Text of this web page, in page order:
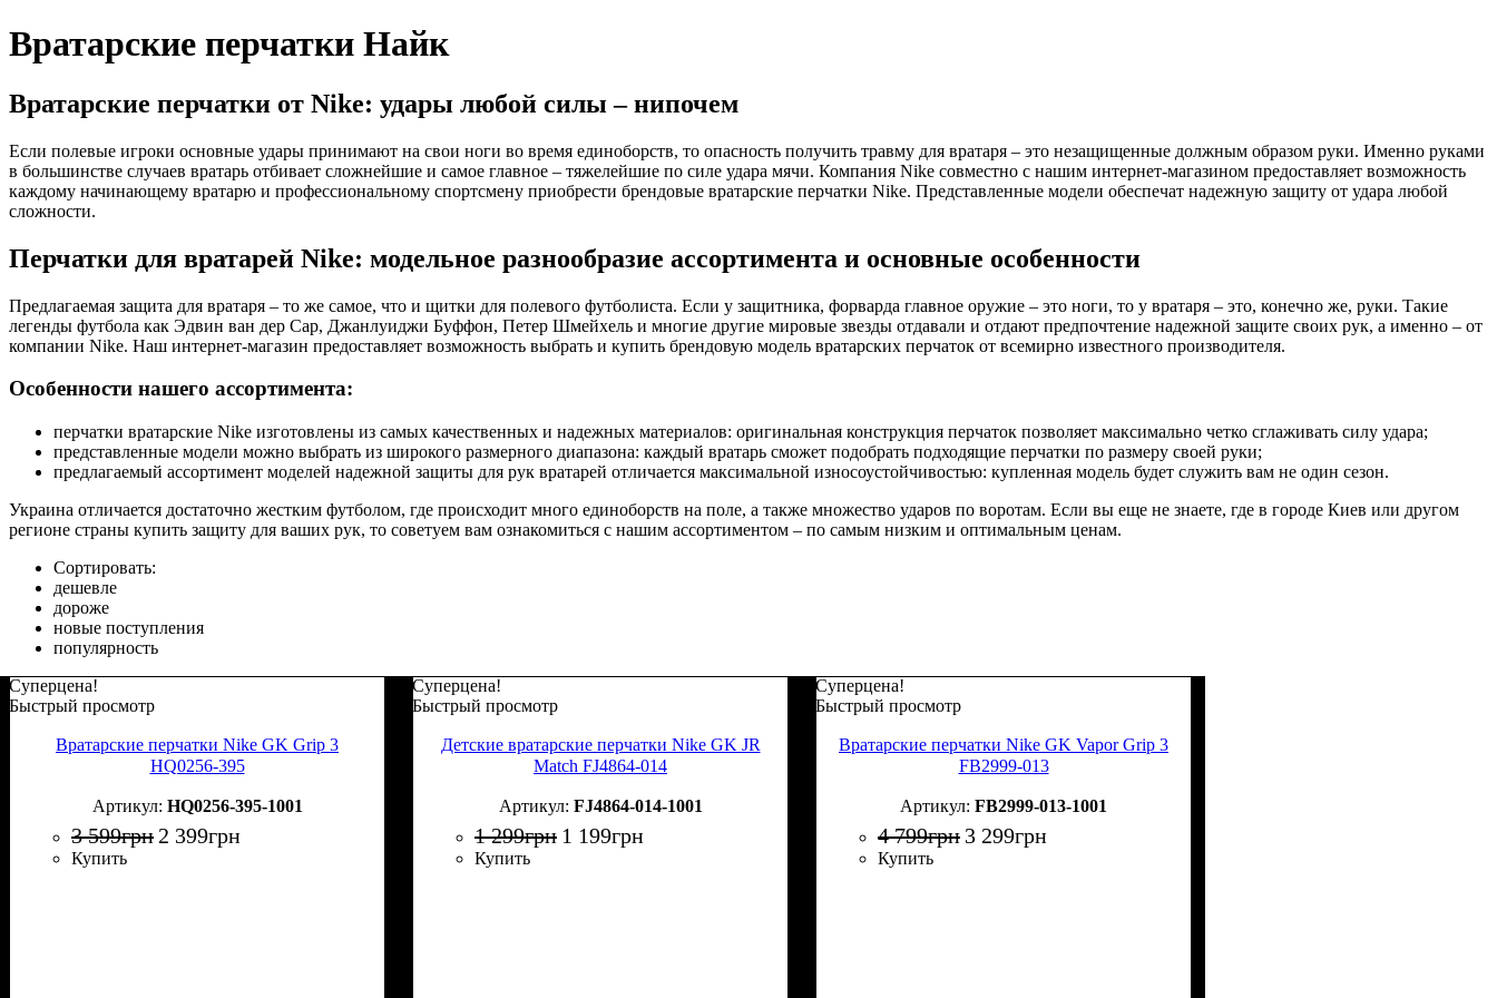
Вратарские перчатки Найк
Вратарские перчатки от Nike: удары любой силы – нипочем
Если полевые игроки основные удары принимают на свои ноги во время единоборств, то опасность получить травму для вратаря – это незащищенные должным образом руки. Именно руками
в большинстве случаев вратарь отбивает сложнейшие и самое главное – тяжелейшие по силе удара мячи. Компания Nike совместно с нашим интернет-магазином предоставляет возможность
каждому начинающему вратарю и профессиональному спортсмену приобрести брендовые вратарские перчатки Nike. Представленные модели обеспечат надежную защиту от удара любой
сложности.
Перчатки для вратарей Nike: модельное разнообразие ассортимента и основные особенности
Предлагаемая защита для вратаря – то же самое, что и щитки для полевого футболиста. Если у защитника, форварда главное оружие – это ноги, то у вратаря – это, конечно же, руки. Такие
легенды футбола как Эдвин ван дер Сар, Джанлуиджи Буффон, Петер Шмейхель и многие другие мировые звезды отдавали и отдают предпочтение надежной защите своих рук, а именно – от
компании Nike. Наш интернет-магазин предоставляет возможность выбрать и купить брендовую модель вратарских перчаток от всемирно известного производителя.
Особенности нашего ассортимента:
перчатки вратарские Nike изготовлены из самых качественных и надежных материалов: оригинальная конструкция перчаток позволяет максимально четко сглаживать силу удара;
представленные модели можно выбрать из широкого размерного диапазона: каждый вратарь сможет подобрать подходящие перчатки по размеру своей руки;
предлагаемый ассортимент моделей надежной защиты для рук вратарей отличается максимальной износоустойчивостью: купленная модель будет служить вам не один сезон.
Украина отличается достаточно жестким футболом, где происходит много единоборств на поле, а также множество ударов по воротам. Если вы еще не знаете, где в городе Киев или другом
регионе страны купить защиту для ваших рук, то советуем вам ознакомиться с нашим ассортиментом – по самым низким и оптимальным ценам.
Сортировать:
дешевле
дороже
новые поступления
популярность
Суперцена!
Быстрый просмотр
Вратарские перчатки Nike GK Grip 3
HQ0256-395
HQ0256-395-1001
3 599грн 2 399грн
Купить
Суперцена!
Быстрый просмотр
Детские вратарские перчатки Nike GK JR
Match FJ4864-014
FJ4864-014-1001
1 299грн 1 199грн
Купить
Суперцена!
Быстрый просмотр
Вратарские перчатки Nike GK Vapor Grip 3
FB2999-013
FB2999-013-1001
4 799грн 3 299грн
Купить